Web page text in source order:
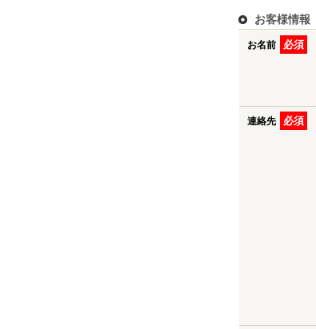
お客様情報
お名前 必須
連絡先 必須